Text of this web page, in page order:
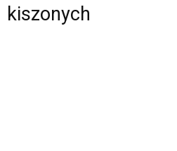
kiszonych